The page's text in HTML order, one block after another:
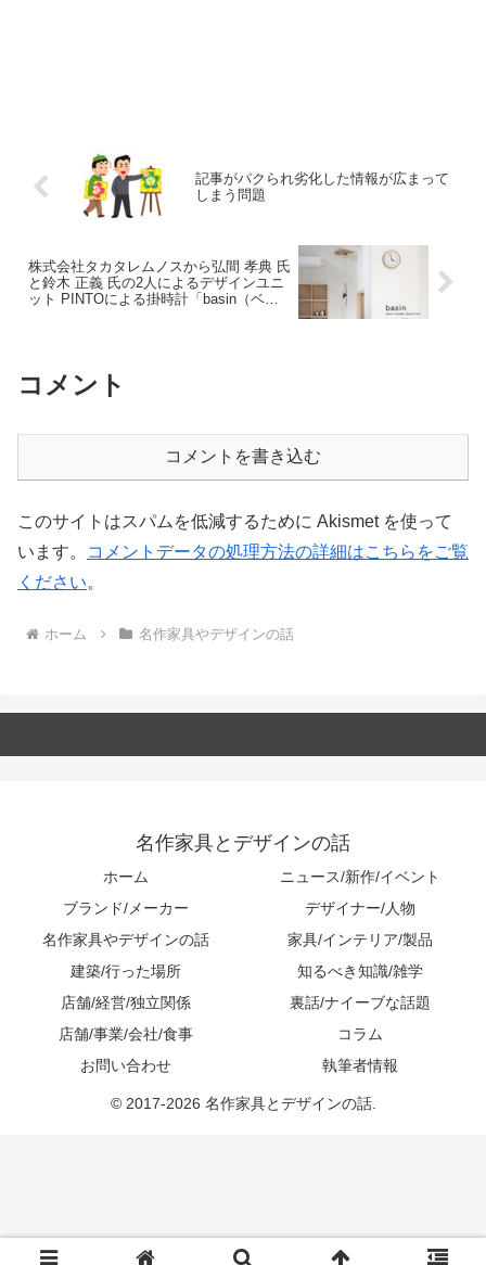
記事がパクられ劣化した情報が広まって
しまう問題
株式会社タカタレムノスから弘間 孝典 氏
と鈴木 正義 氏の2人によるデザインユニ
ット PINTOによる掛時計「basin（ベイ
コメント
コメントを書き込む
このサイトはスパムを低減するために Akismet を使って
います。
コメントデータの処理方法の詳細はこちらをご覧
ください。
ホーム 名作家具やデザインの話
名作家具とデザインの話
ホーム
ニュース/新作/イベント
ブランド/メーカー
デザイナー/人物
名作家具やデザインの話
家具/インテリア/製品
建築/行った場所
知るべき知識/雑学
店舗/経営/独立関係
裏話/ナイーブな話題
店舗/事業/会社/食事
コラム
お問い合わせ
執筆者情報
© 2017-2026 名作家具とデザインの話.